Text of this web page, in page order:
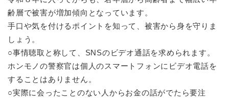
齢層で被害が増加傾向となっています。
手口や気を付けるポイントを知って、被害から身を守りま
しょう。
○事情聴取と称して、SNSのビデオ通話を求められます。
ホンモノの警察官は個人のスマートフォンにビデオ電話を
することはありません。
○実際に会ったことのない人からお金の話がでたら要注